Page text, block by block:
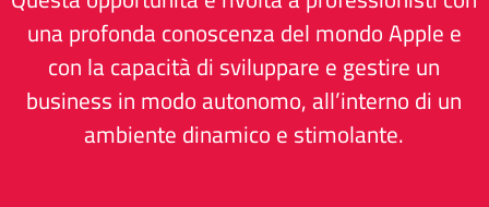
una profonda conoscenza del mondo Apple e
con la capacità di sviluppare e gestire un
business in modo autonomo, all’interno di un
ambiente dinamico e stimolante.